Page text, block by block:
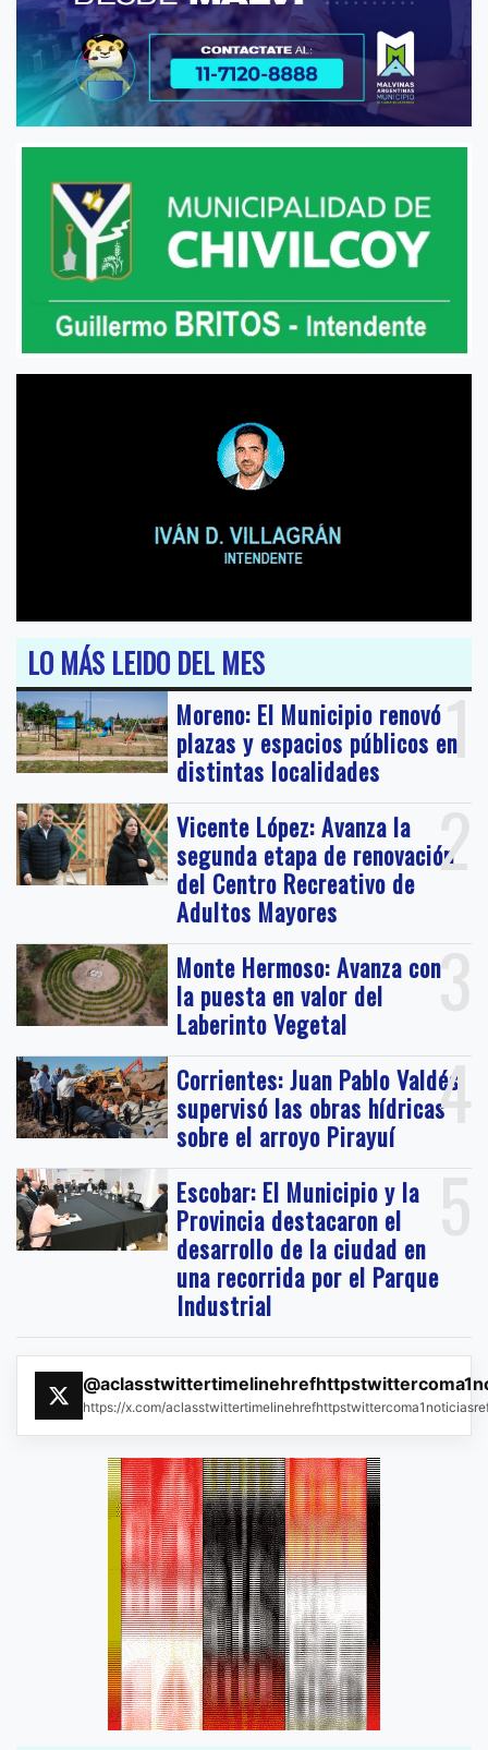
LO MÁS LEIDO DEL MES
1
Moreno: El Municipio renovó
plazas y espacios públicos en
distintas localidades
2
Vicente López: Avanza la
segunda etapa de renovación
del Centro Recreativo de
Adultos Mayores
3
Monte Hermoso: Avanza con
la puesta en valor del
Laberinto Vegetal
4
Corrientes: Juan Pablo Valdés
supervisó las obras hídricas
sobre el arroyo Pirayuí
5
Escobar: El Municipio y la
Provincia destacaron el
desarrollo de la ciudad en
una recorrida por el Parque
Industrial
https://x.com/